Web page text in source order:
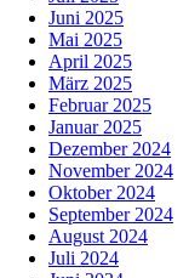
Juni 2025
Mai 2025
April 2025
März 2025
Februar 2025
Januar 2025
Dezember 2024
November 2024
Oktober 2024
September 2024
August 2024
Juli 2024